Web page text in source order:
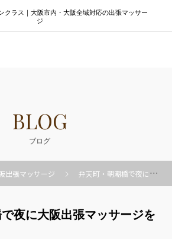
クラス｜大阪市内・大阪全域対応の出張マッサー
ジ
BLOG
ブログ
出張マッサージ 弁天町・朝潮橋で夜に大阪出張マッサージを呼ぶ確認
夜に大阪出張マッサージを